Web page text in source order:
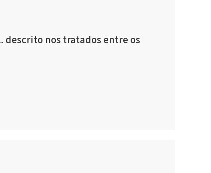
descrito nos tratados entre os